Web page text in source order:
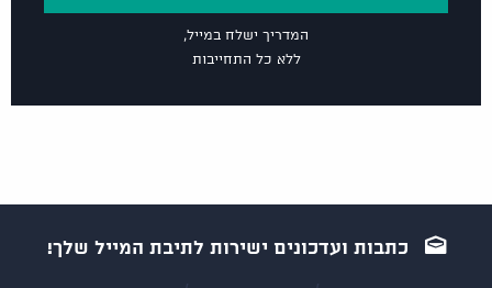
המדריך ישלח במייל,
ללא כל התחייבות
כתבות ועדכונים ישירות לתיבת המייל שלך!